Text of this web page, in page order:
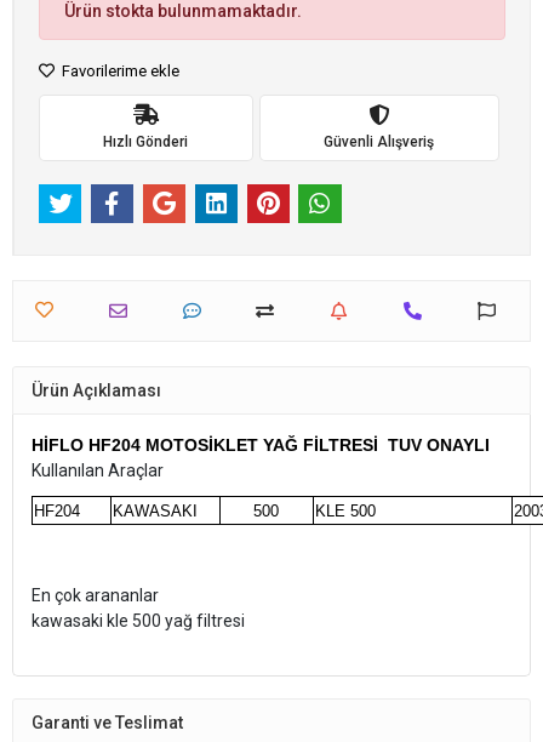
Ürün stokta bulunmamaktadır.
Favorilerime ekle
Hızlı Gönderi Güvenli Alışveriş
Ürün Açıklaması
HİFLO HF204 MOTOSİKLET YAĞ FİLTRESİ TUV ONAYLI
Kullanılan Araçlar
HF204 KAWASAKI 500 KLE 500
En çok arananlar
kawasaki kle 500 yağ filtresi
Garanti ve Teslimat